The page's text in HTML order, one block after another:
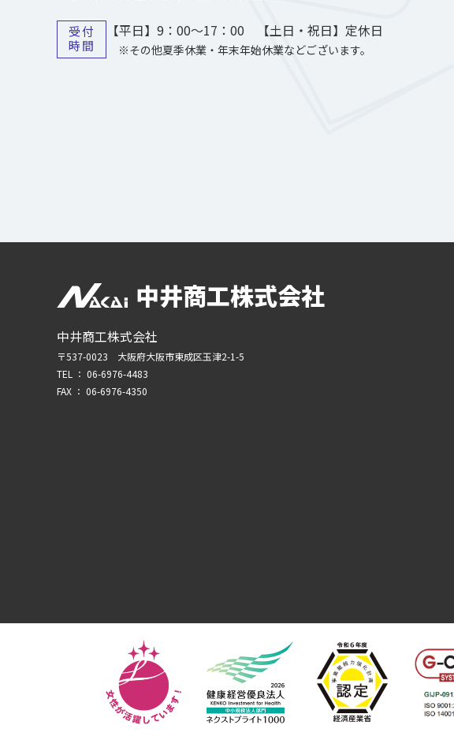
受付
時間
【平日】9：00～17：00 【土日・祝日】定休日
※その他夏季休業・年末年始休業などございます。
中井商工株式会社
中井商工株式会社
〒537-0023 大阪府大阪市東成区玉津2-1-5
TEL ： 06-6976-4483
FAX ： 06-6976-4350